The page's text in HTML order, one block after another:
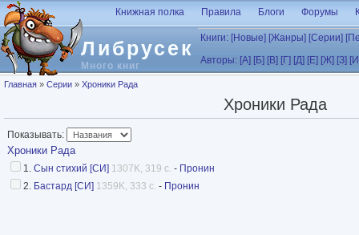
Перейти к основному содержанию
Либрусек
Много книг
Книжная полка Правила Блоги Форумы
Книги: [Новые] [Жанры] [Серии]
Авторы: [А] [Б] [В] [Г] [Д] [Е] [Ж] [З]
Вы здесь
Главная » Серии » Хроники Рада
Хроники Рада
Показывать:
Хроники Рада
1. Сын стихий [СИ] 1307K, 319 с. - Пронин
2. Бастард [СИ] 1359K, 333 с. - Пронин